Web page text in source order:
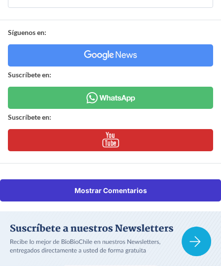
Síguenos en:
Suscríbete en:
Suscríbete en:
Mostrar Comentarios